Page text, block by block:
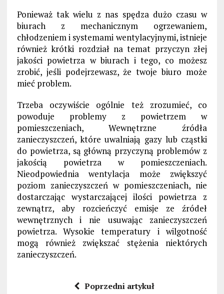
Ponieważ tak wielu z nas spędza dużo czasu w
biurach z mechanicznym ogrzewaniem,
chłodzeniem i systemami wentylacyjnymi, istnieje
również krótki rozdział na temat przyczyn złej
jakości powietrza w biurach i tego, co możesz
zrobić, jeśli podejrzewasz, że twoje biuro może
mieć problem.
Trzeba oczywiście ogólnie też zrozumieć, co
powoduje problemy z powietrzem w
pomieszczeniach, Wewnętrzne źródła
zanieczyszczeń, które uwalniają gazy lub cząstki
do powietrza, są główną przyczyną problemów z
jakością powietrza w pomieszczeniach.
Nieodpowiednia wentylacja może zwiększyć
poziom zanieczyszczeń w pomieszczeniach, nie
dostarczając wystarczającej ilości powietrza z
zewnątrz, aby rozcieńczyć emisje ze źródeł
wewnętrznych i nie usuwając zanieczyszczeń
powietrza. Wysokie temperatury i wilgotność
mogą również zwiększać stężenia niektórych
zanieczyszczeń.
Poprzedni artykuł